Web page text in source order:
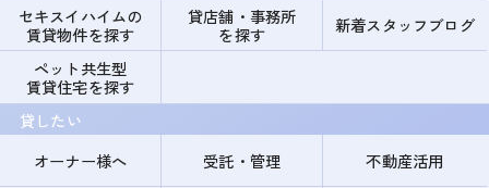
セキスイハイムの
賃貸物件を探す
貸店舗・事務所
を探す
新着スタッフブログ
ペット共生型
賃貸住宅を探す
貸したい
オーナー様へ
受託・管理 不動産活用